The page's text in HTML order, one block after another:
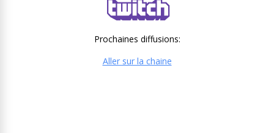
Prochaines diffusions:
Aller sur la chaine